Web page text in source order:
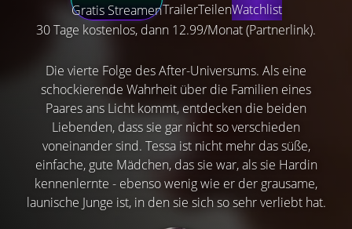
Gratis StreamenTrailerTeilenWatchlist
30 Tage kostenlos, dann 12.99/Monat (Partnerlink).
Die vierte Folge des After-Universums. Als eine
schockierende Wahrheit über die Familien eines
Paares ans Licht kommt, entdecken die beiden
Liebenden, dass sie gar nicht so verschieden
voneinander sind. Tessa ist nicht mehr das süße,
einfache, gute Mädchen, das sie war, als sie Hardin
kennenlernte - ebenso wenig wie er der grausame,
launische Junge ist, in den sie sich so sehr verliebt hat.